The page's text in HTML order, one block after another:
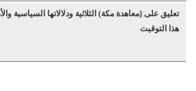
تعليق على (معاهدة مكة) الثلاثية ودلالاتها السياسية
هذا التوقيت